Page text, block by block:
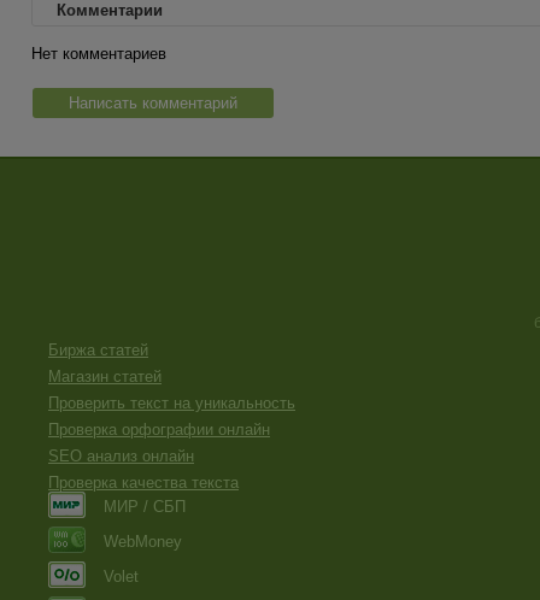
Комментарии
Нет комментариев
Написать комментарий
Биржа статей
Магазин статей
Проверить текст на уникальность
Проверка орфографии онлайн
SEO анализ онлайн
Проверка качества текста
МИР / СБП
WebMoney
Volet